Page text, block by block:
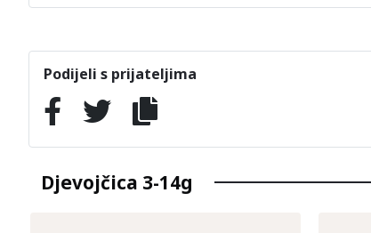
Podijeli s prijateljima
Djevojčica 3-14g